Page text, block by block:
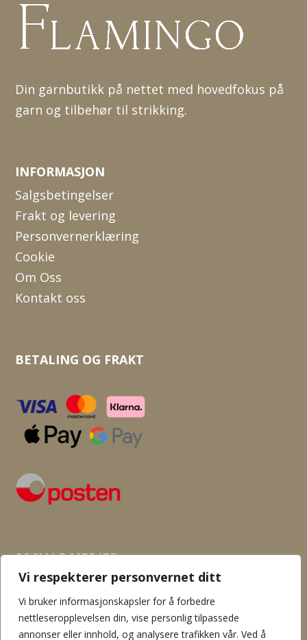
Vi respekterer personvernet ditt
Vi bruker informasjonskapsler for å forbedre
nettleseropplevelsen din, vise personlig tilpassede
annonser eller innhold, og analysere trafikken vår. Ved å
Din garnbutikk på nettet med hovedfokus på
garn og tilbehør til strikking.
INFORMASJON
Salgsbetingelser
Frakt og levering
Personvernerklæring
Cookie
Om Oss
Kontakt oss
BETALING OG FRAKT
SOSIALE MEDIER